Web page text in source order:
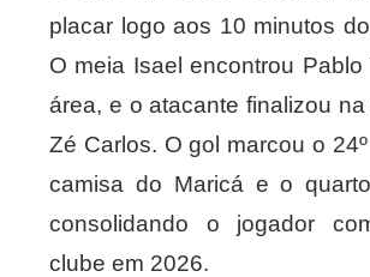
placar logo aos 10 minutos
O meia Isael encontrou
área, e o atacante finalizou
Zé Carlos. O gol marcou o
camisa do Maricá e o
consolidando o jogador
clube em 2026.